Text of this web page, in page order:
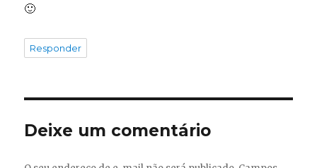
🙂
Responder
Deixe um comentário